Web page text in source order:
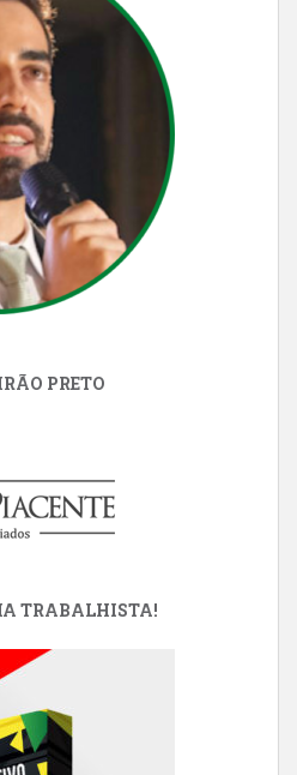
PRETO
TRABALHISTA!